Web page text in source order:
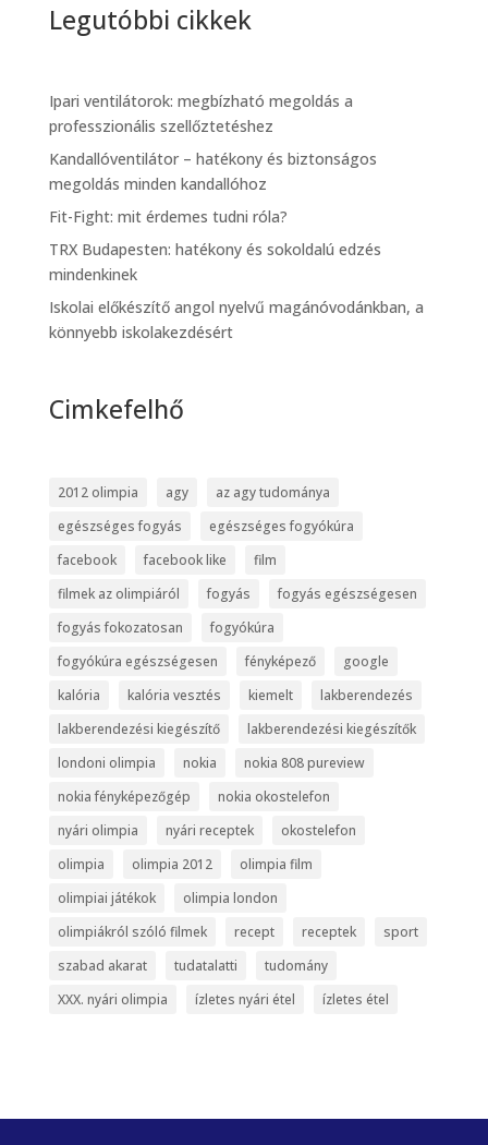
Legutóbbi cikkek
Ipari ventilátorok: megbízható megoldás a
professzionális szellőztetéshez
Kandallóventilátor – hatékony és biztonságos
megoldás minden kandallóhoz
Fit-Fight: mit érdemes tudni róla?
TRX Budapesten: hatékony és sokoldalú edzés
mindenkinek
Iskolai előkészítő angol nyelvű magánóvodánkban, a
könnyebb iskolakezdésért
Cimkefelhő
2012 olimpia agy
az agy tudománya
egészséges fogyás
egészséges fogyókúra
facebook
facebook like
film
filmek az olimpiáról
fogyás
fogyás egészségesen
fogyás fokozatosan
fogyókúra
fogyókúra egészségesen
fényképező
google
kalória
kalória vesztés kiemelt
lakberendezés
lakberendezési kiegészítő
lakberendezési kiegészítők
londoni olimpia
nokia
nokia 808 pureview
nokia fényképezőgép
nokia okostelefon
nyári olimpia
nyári receptek
okostelefon
olimpia
olimpia 2012
olimpia film
olimpiai játékok
olimpia london
olimpiákról szóló filmek
recept receptek
sport
szabad akarat
tudatalatti
tudomány
XXX. nyári olimpia
ízletes nyári étel ízletes étel